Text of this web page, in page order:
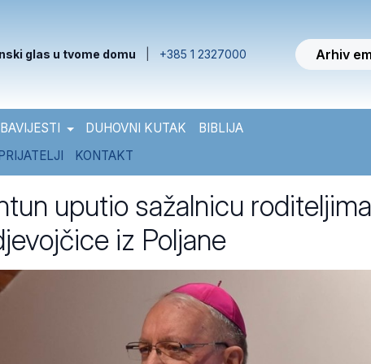
glas u tvome domu +385 1 2327000 Arhiv
DUHOVNI KUTAK
BIBLIJA
KONTAKT
uputio sažalnicu roditeljima
iz Poljane